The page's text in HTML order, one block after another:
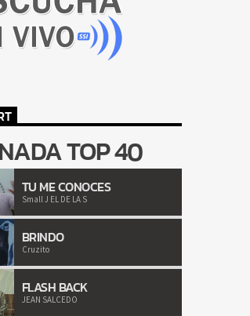
TOP 40
TU ME CONOCES
Small J EL DE LA S
BRINDO
Cruzito
FLASH BACK
JEAN SALCEDO